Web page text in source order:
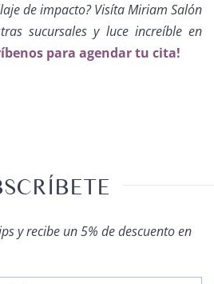
de impacto? Visíta Miriam Salón
sucursales y luce increíble en
para agendar tu cita!
y recibe un 5% de descuento en